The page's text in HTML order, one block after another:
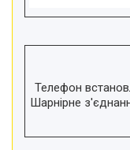
Телефон
Шарнірне